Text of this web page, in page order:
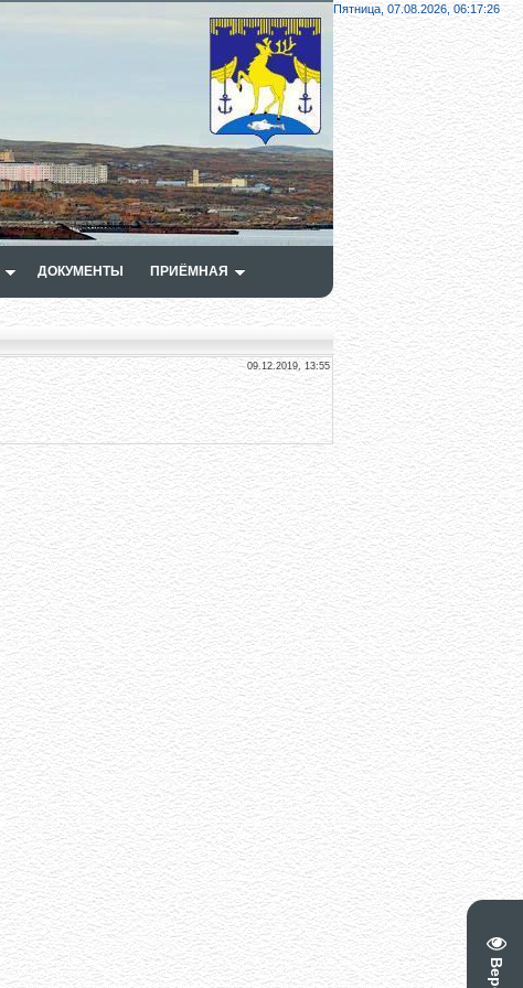
Пятница, 07.08.2026,06:17:27
ДОКУМЕНТЫ ПРИЁМНАЯ
09.12.2019, 13:55